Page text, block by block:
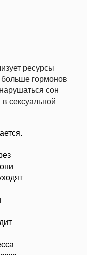
ресурсы
гормонов
сон
сексуальной